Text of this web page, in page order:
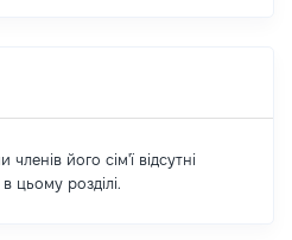
його сім'ї відсутні
цьому розділі.